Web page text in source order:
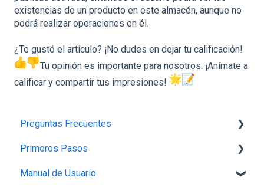
existencias de un producto en este almacén, aunque no
podrá realizar operaciones en él.
¿Te gustó el artículo? ¡No dudes en dejar tu calificación!
Tu opinión es importante para nosotros. ¡Anímate a
calificar y compartir tus impresiones!
Preguntas Frecuentes
Planes,Add-ons y Precios
Generalidades del Sistema
Primeros Pasos
1.-Introducción a Bind ERP
Manual de Usuario